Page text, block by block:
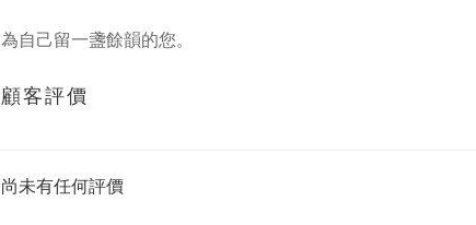
為自己留一盞餘韻的您。
顧客評價
尚未有任何評價